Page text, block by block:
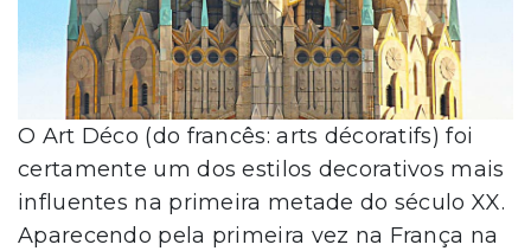
O Art Déco (do francês: arts décoratifs) foi
certamente um dos estilos decorativos mais
influentes na primeira metade do século XX.
Aparecendo pela primeira vez na França na